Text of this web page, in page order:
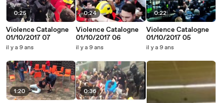
0:25
Violence Catalogne
01/10/2017 07
il y a 9 ans
1:20
0:24
Violence Catalogne
01/10/2017 06
il y a 9 ans
0:36
0:22
Violence Catalogne
01/10/2017 05
il y a 9 ans